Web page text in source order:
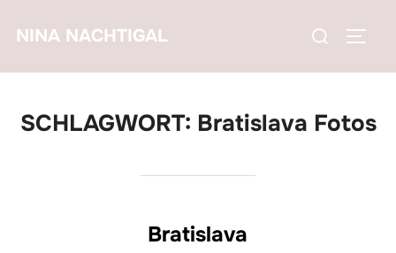
InhaltNINA NACHTIGAL
Suchen
SCHLAGWORT: Bratislava Fotos
Bratislava